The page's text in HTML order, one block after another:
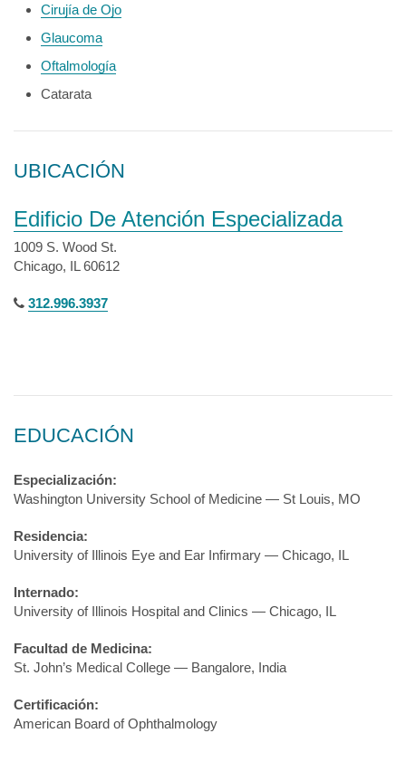
Cirujía de Ojo
Glaucoma
Oftalmología
Catarata
UBICACIÓN
Edificio De Atención Especializada
1009 S. Wood St.
Chicago, IL 60612
312.996.3937
EDUCACIÓN
Especialización:
Washington University School of Medicine — St Louis, MO
Residencia:
University of Illinois Eye and Ear Infirmary — Chicago, IL
Internado:
University of Illinois Hospital and Clinics — Chicago, IL
Facultad de Medicina:
St. John’s Medical College — Bangalore, India
Certificación:
American Board of Ophthalmology